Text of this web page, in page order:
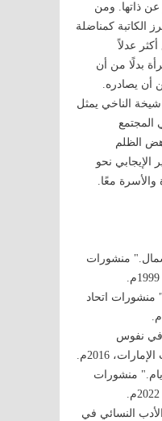
عن ذاتها. ومن
الكاتبة كمناضلة
عدلاً
بدلًا من أن
أن يصادره.
الناخي يمثل
المجتمع
الظلم
الإيجابي نحو
والأسرة معًا.
منشورات
منشورات اتحاد
في نفوس
2016م.
منشورات
النسائي في